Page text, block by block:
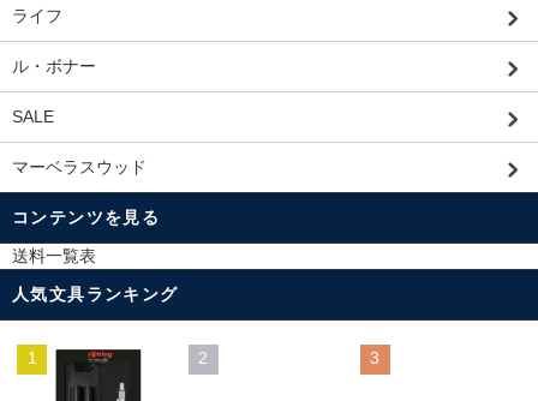
ライフ
ル・ボナー
SALE
マーベラスウッド
コンテンツを見る
送料一覧表
人気文具ランキング
1 2 3